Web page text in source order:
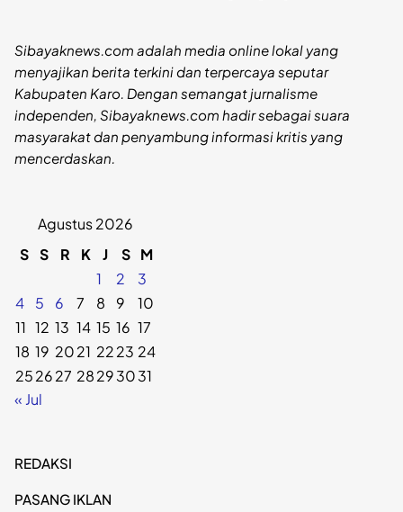
Sibayaknews.com adalah media online lokal yang
menyajikan berita terkini dan terpercaya seputar
Kabupaten Karo. Dengan semangat jurnalisme
independen, Sibayaknews.com hadir sebagai suara
masyarakat dan penyambung informasi kritis yang
mencerdaskan.
Agustus 2026
S S R K J S M
1
2
3
4
5 6 7 8 9
10
11 12 13 14 15 16 17
18 19 2021 2223 24
252627 28293031
« Jul
REDAKSI
PASANG IKLAN